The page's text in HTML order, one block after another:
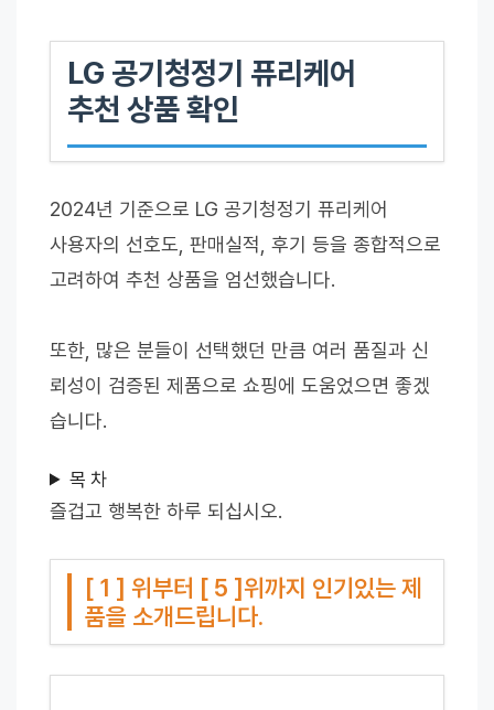
LG 공기청정기 퓨리케어
추천 상품 확인
2024년 기준으로 LG 공기청정기 퓨리케어
사용자의 선호도, 판매실적, 후기 등을 종합적으로
고려하여 추천 상품을 엄선했습니다.
또한, 많은 분들이 선택했던 만큼 여러 품질과 신
뢰성이 검증된 제품으로 쇼핑에 도움었으면 좋겠
습니다.
목 차
즐겁고 행복한 하루 되십시오.
[ 1 ] 위부터 [ 5 ]위까지 인기있는 제
품을 소개드립니다.